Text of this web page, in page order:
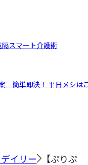
スマート介護術
簡単即決！ 平日メシは
イリー
【ぷりぷ